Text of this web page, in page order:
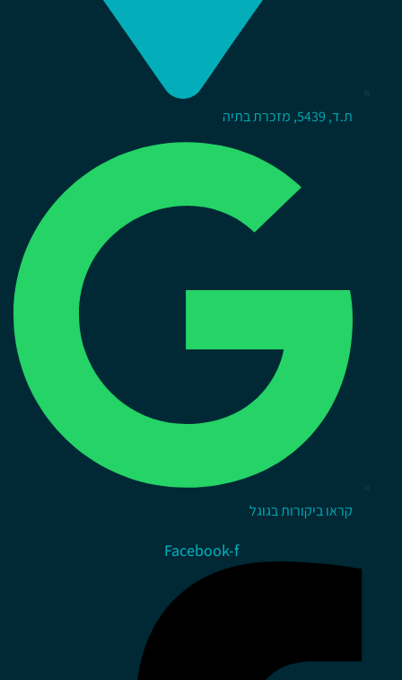
ת.ד, 5439, מזכרת בתיה
קראו ביקורות בגוגל
Facebook-f